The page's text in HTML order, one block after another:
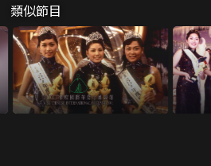
類似節目